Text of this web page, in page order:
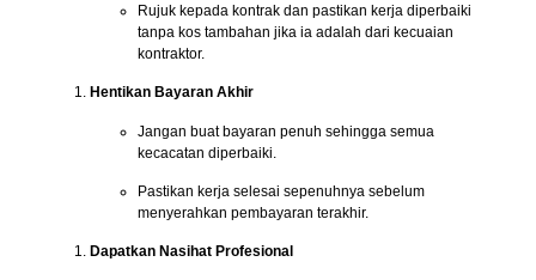
Rujuk kepada kontrak dan pastikan kerja diperbaiki
tanpa kos tambahan jika ia adalah dari kecuaian
kontraktor.
Hentikan Bayaran Akhir
Jangan buat bayaran penuh sehingga semua
kecacatan diperbaiki.
Pastikan kerja selesai sepenuhnya sebelum
menyerahkan pembayaran terakhir.
Dapatkan Nasihat Profesional